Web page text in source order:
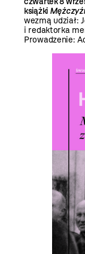
książki
wezmą udział:
i redaktorka
Prowadzenie: